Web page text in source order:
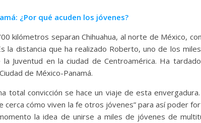
¿Por qué acuden los jóvenes?
kilómetros separan Chihuahua, al norte de México,
la distancia que ha realizado Roberto, uno de los
la Juventud en la ciudad de Centroamérica. Ha
de México-Panamá.
total convicción se hace un viaje de esta
cerca cómo viven la fe otros jóvenes” para así poder
la idea de unirse a miles de jóvenes de